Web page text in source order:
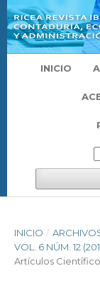
INICIO
INICIO /
VOL. 6 NÚM. 12
Artículos